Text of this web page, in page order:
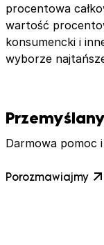
procentowa
wartość
konsumencki i
wyborze
Darmowa pomoc
Porozmawiajmy